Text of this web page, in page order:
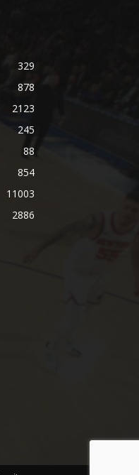
329
878
2123
245
88
854
11003
2886